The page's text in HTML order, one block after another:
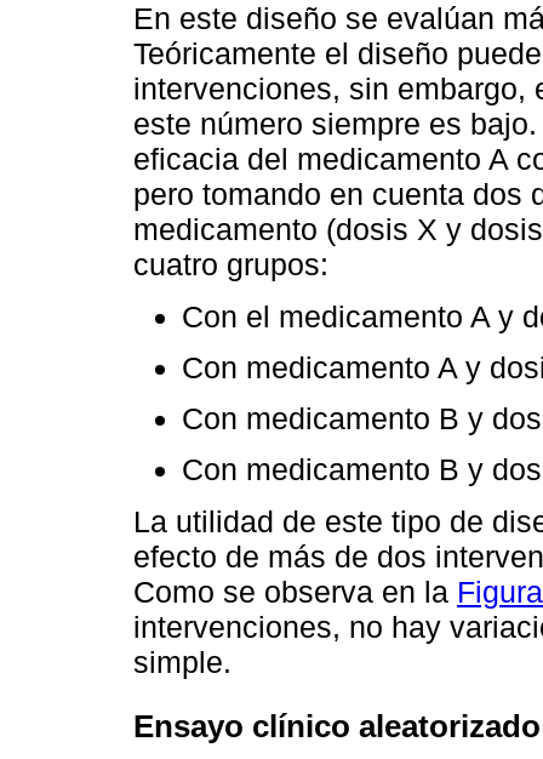
En este diseño se evalúan
Teóricamente el diseño
intervenciones, sin
este número siempre es
eficacia del medicamento A
pero tomando en cuenta dos
medicamento (dosis X y
cuatro grupos:
Con el medicamento A y
Con medicamento A y
Con medicamento B y
Con medicamento B y
La utilidad de este tipo de
efecto de más de dos
Como se observa en la
intervenciones, no hay
simple.
Ensayo clínico